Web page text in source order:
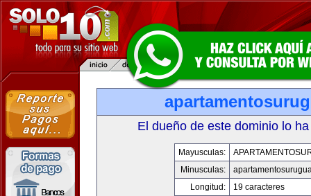
El dueño de este dominio lo
Mayusculas:
Minusculas:
Longitud:
19 caracteres